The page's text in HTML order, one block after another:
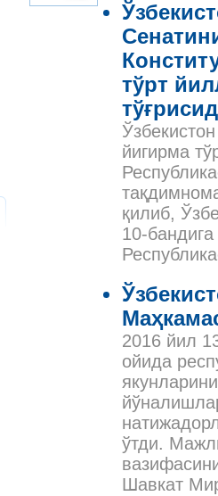
РАСЧЕТЫ С ПЕРСОНАЛОМ II
В книге рассмотрены вопросы
оплаты труда отдельных
отдельных сферах и случаях.
Республики
Сборник
правовых
Данное
по сути
сборник
правовых
Узбекистан.
законы,
тўрт
йигирма
қилиб,
10-
2016 йил
ойида
ўтди.
Шавкат